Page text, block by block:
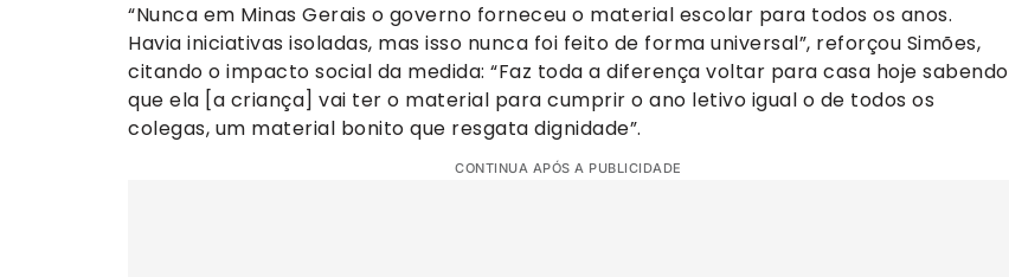
“Nunca em Minas Gerais o governo forneceu o material escolar para todos os anos.
Havia iniciativas isoladas, mas isso nunca foi feito de forma universal”, reforçou Simões,
citando o impacto social da medida: “Faz toda a diferença voltar para casa hoje sabendo
que ela [a criança] vai ter o material para cumprir o ano letivo igual o de todos os
colegas, um material bonito que resgata dignidade”.
CONTINUA APÓS A PUBLICIDADE